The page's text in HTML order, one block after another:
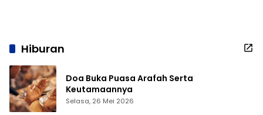
Hiburan
Doa Buka Puasa Arafah Serta
Keutamaannya
Selasa, 26 Mei 2026